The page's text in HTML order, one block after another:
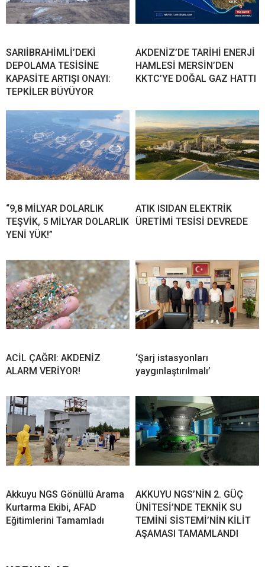
SARIİBRAHİMLİ’DEKİ
DEPOLAMA TESİSİNE
KAPASİTE ARTIŞI ONAYI:
TEPKİLER BÜYÜYOR
AKDENİZ’DE TARİHİ ENERJİ
HAMLESİ MERSİN’DEN
KKTC’YE DOĞAL GAZ HATTI
“9,8 MİLYAR DOLARLIK
TEŞVİK, 5 MİLYAR DOLARLIK
YENİ YÜK!”
ATIK ISIDAN ELEKTRİK
ÜRETİMİ TESİSİ DEVREDE
ACİL ÇAĞRI: AKDENİZ
ALARM VERİYOR!
‘Şarj istasyonları
yaygınlaştırılmalı’
Akkuyu NGS Gönüllü Arama
Kurtarma Ekibi, AFAD
Eğitimlerini Tamamladı
AKKUYU NGS’NİN 2. GÜÇ
ÜNİTESİ’NDE TEKNİK SU
TEMİNİ SİSTEMİ’NİN KİLİT
AŞAMASI TAMAMLANDI